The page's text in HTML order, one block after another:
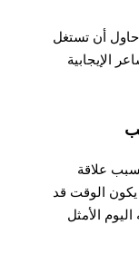
حاول أن تستغل
الإيجابية
علاقة
الوقت قد
الأمثل